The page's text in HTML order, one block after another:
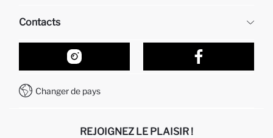
Retour et changement
Suivi de la Commande
Comment acheter sur DeFacto ?
Comment payer sur DeFacto?
Contacts
Nos Magasins
Formulaire de contact
Service Client +212 525 076 633
Changer de pays
REJOIGNEZ LE PLAISIR !